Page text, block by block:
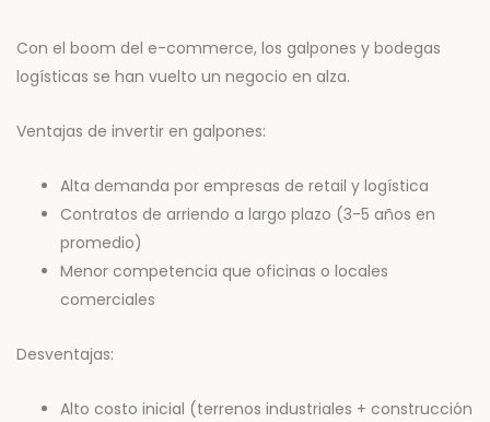
Con el boom del e-commerce, los galpones y bodegas
logísticas se han vuelto un negocio en alza.
Ventajas de invertir en galpones:
Alta demanda por empresas de retail y logística
Contratos de arriendo a largo plazo (3-5 años en
promedio)
Menor competencia que oficinas o locales
comerciales
Desventajas:
Alto costo inicial (terrenos industriales + construcción